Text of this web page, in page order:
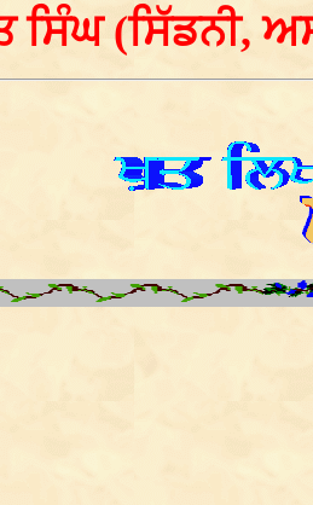
ਸਿੰਘ (ਸਿੱਡਨੀ,